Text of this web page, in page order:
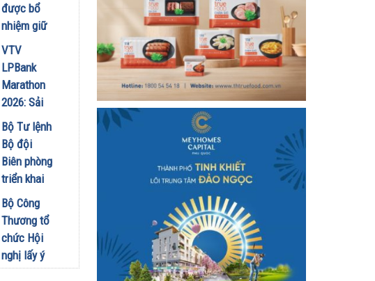
chức Cuộc
thi “Tôi
Khỏe Đẹp
Hơn” lần
thứ 5 để
khuyến
khích mọi
người trở
thành
phiên bản
chính mình
01/08/2026
được bổ
nhiệm giữ
chức Tổng
Biên tập
Tạp chí
Doanh
Đầu tư
01/08/2026
VTV
LPBank
Marathon
2026: Sải
bước qua
miền Di
sản, lan
tỏa giá trị
xanh
31/07/2026
Bộ Tư lệnh
Bộ đội
Biên phòng
triển khai
phương
hướng,
nhiệm vụ
trọng tâm
tháng
Bộ Công
Thương tổ
chức Hội
nghị lấy ý
kiến dự